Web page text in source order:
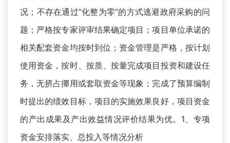
况；不存在通过“化整为零”的方式逃避政府采购的问
题；严格按专家评审结果确定项目；项目单位承诺的
相关配套资金均按时到位；资金管理是严格，按计划
使用资金，按时、按质、按量完成项目投资和建设任
务，无挤占挪用或套取资金等现象；完成了预算编制
时提出的绩效目标，项目的实施效果良好，项目资金
的产出成果及产出效益情况评价结果为优。1、专项
资金安排落实、总投入等情况分析